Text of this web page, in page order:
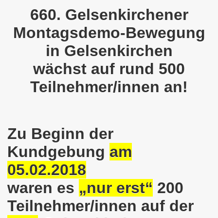
660. Gelsenkirchener
Montagsdemo-Bewegung
in Gelsenkirchen
wächst auf rund 500
Teilnehmer/innen an!
Zu Beginn der
Kundgebung am
05.02.2018
waren es „nur erst“ 200
Teilnehmer/innen auf der
gestorben - Nachruf der Koordinierungsgruppe
Bewegung: Protest gegen Arbeitsplatzvernichtung
gegen Kundgebung und gegen Frank Oettler
durch die Innenstädte von Stuttgart, von Erfurt
Bewegung am 09.10.2023 um 17.30 Uhr auf dem
Bewegung - feier am 11.09.2023 um 17.30 Uhr auf
Bewegung als Korrespondenz veröffentlicht von
solidarisiert sich am 10.07.2023 mit Jan
am 10.07.2023 auf dem Heinrich-König-
Bewegung Gelsenkirchen sagt am 12.06.2023 „Nein“